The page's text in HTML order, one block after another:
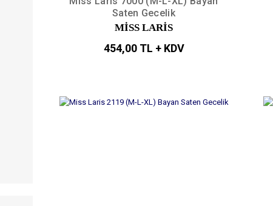
Saten Gecelik
MİSS LARİS
454,00 TL + KDV